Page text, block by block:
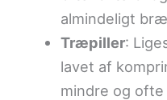
almindeligt
Træpiller:
lavet af
mindre og